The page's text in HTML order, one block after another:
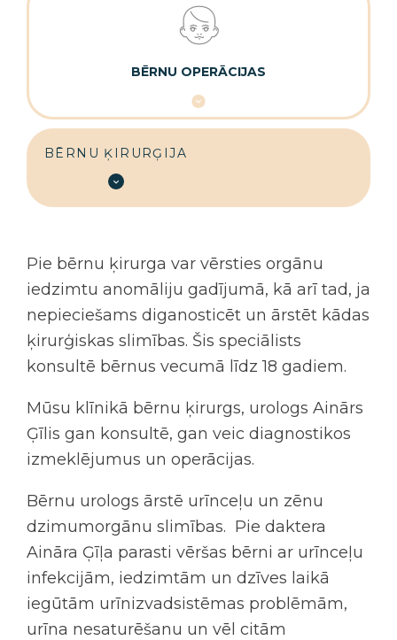
BĒRNU OPERĀCIJAS
BĒRNU ĶIRURĢIJA
Pie bērnu ķirurga var vērsties orgānu
iedzimtu anomāliju gadījumā, kā arī tad, ja
nepieciešams diganosticēt un ārstēt kādas
ķirurģiskas slimības. Šis speciālists
konsultē bērnus vecumā līdz 18 gadiem.
Mūsu klīnikā bērnu ķirurgs, urologs Ainārs
Ģīlis gan konsultē, gan veic diagnostikos
izmeklējumus un operācijas.
Bērnu urologs ārstē urīnceļu un zēnu
dzimumorgānu slimības. Pie daktera
Aināra Ģīļa parasti vēršas bērni ar urīnceļu
infekcijām, iedzimtām un dzīves laikā
iegūtām urīnizvadsistēmas problēmām,
urīna nesaturēšanu un vēl citām